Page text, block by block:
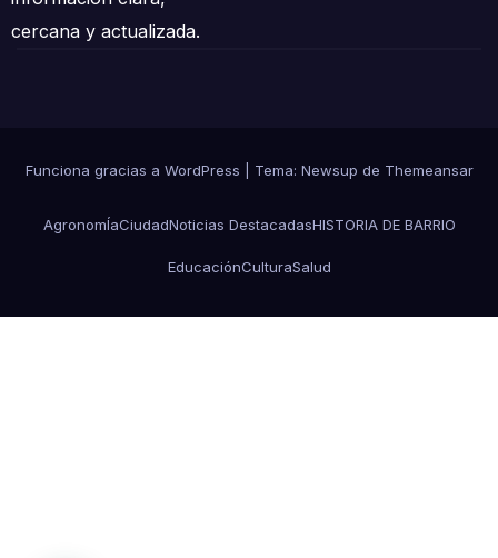
cercana y actualizada.
Funciona gracias a WordPress Tema: Newsup de Themeansar
AgronomÍaCiudadNoticias DestacadasHISTORIA DE BARRIO
EducaciónCulturaSalud